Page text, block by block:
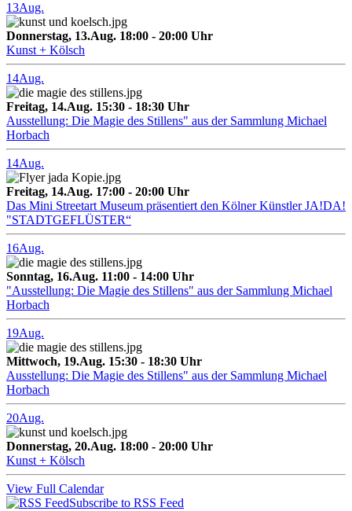
13Aug.
Donnerstag, 13.Aug. 18:00 - 20:00 Uhr
Kunst + Kölsch
14Aug.
Freitag, 14.Aug. 15:30 - 18:30 Uhr
Ausstellung: Die Magie des Stillens" aus der Sammlung Michael
Horbach
14Aug.
Freitag, 14.Aug. 17:00 - 20:00 Uhr
Das Mini Streetart Museum präsentiert den Kölner Künstler JA!DA!
"STADTGEFLÜSTER“
16Aug.
Sonntag, 16.Aug. 11:00 - 14:00 Uhr
"Ausstellung: Die Magie des Stillens" aus der Sammlung Michael
Horbach
19Aug.
Mittwoch, 19.Aug. 15:30 - 18:30 Uhr
Ausstellung: Die Magie des Stillens" aus der Sammlung Michael
Horbach
20Aug.
Donnerstag, 20.Aug. 18:00 - 20:00 Uhr
Kunst + Kölsch
View Full Calendar
Subscribe to RSS Feed